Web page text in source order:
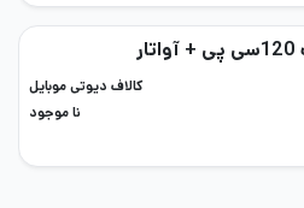
کالاف دیوتی موبایل
نا موجود